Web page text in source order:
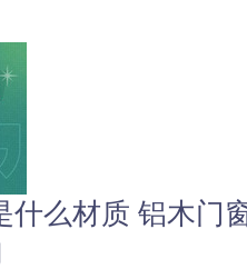
什么材质 铝木门